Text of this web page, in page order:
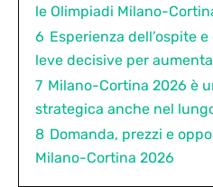
le Olimpiadi Milano-
6 Esperienza dell’ospite
leve decisive per
7 Milano-Cortina 2026 è
strategica anche nel
8 Domanda, prezzi e
Milano-Cortina 2026